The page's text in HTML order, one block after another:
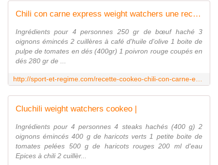
Chili con carne express weight watchers une recette cookeo |
Ingrédients pour 4 personnes 250 gr de bœuf haché 3
oignons émincés 2 cuillères à café d'huile d'olive 1 boite de
pulpe de tomates en dés (400gr) 1 poivron rouge coupés en
dés 280 gr de ...
Cluchili weight watchers cookeo |
Ingrédients pour 4 personnes 4 steaks hachés (400 g) 2
oignons émincés 400 g de haricots verts 1 petite boite de
tomates pelées 500 g de haricots rouges 200 ml d'eau
Epices à chili 2 cuillèr...